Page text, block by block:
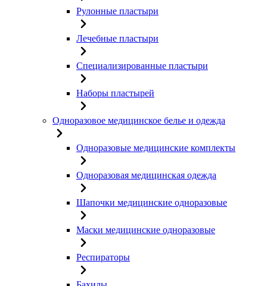
Рулонные пластыри
Лечебные пластыри
Специализированные пластыри
Наборы пластырей
Одноразовое медицинское белье и одежда
Одноразовые медицинские комплекты
Одноразовая медицинская одежда
Шапочки медицинские одноразовые
Маски медицинские одноразовые
Респираторы